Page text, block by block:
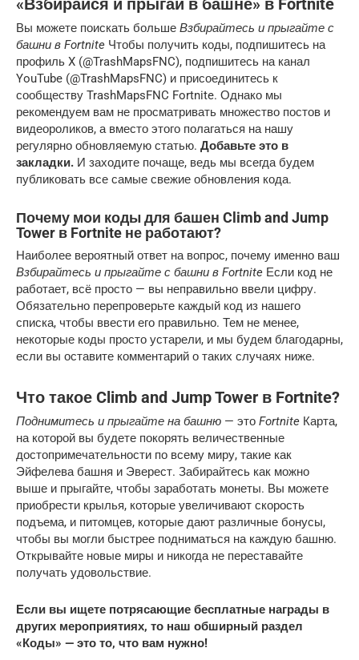
«Взбирайся и прыгай в башне» в Fortnite
Вы можете поискать больше Взбирайтесь и прыгайте с
башни в Fortnite Чтобы получить коды, подпишитесь на
профиль X (@TrashMapsFNC), подпишитесь на канал
YouTube (@TrashMapsFNC) и присоединитесь к
сообществу TrashMapsFNC Fortnite. Однако мы
рекомендуем вам не просматривать множество постов и
видеороликов, а вместо этого полагаться на нашу
регулярно обновляемую статью. Добавьте это в
закладки. И заходите почаще, ведь мы всегда будем
публиковать все самые свежие обновления кода.
Почему мои коды для башен Climb and Jump
Tower в Fortnite не работают?
Наиболее вероятный ответ на вопрос, почему именно ваш
Взбирайтесь и прыгайте с башни в Fortnite Если код не
работает, всё просто — вы неправильно ввели цифру.
Обязательно перепроверьте каждый код из нашего
списка, чтобы ввести его правильно. Тем не менее,
некоторые коды просто устарели, и мы будем благодарны,
если вы оставите комментарий о таких случаях ниже.
Что такое Climb and Jump Tower в Fortnite?
Поднимитесь и прыгайте на башню — это Fortnite Карта,
на которой вы будете покорять величественные
достопримечательности по всему миру, такие как
Эйфелева башня и Эверест. Забирайтесь как можно
выше и прыгайте, чтобы заработать монеты. Вы можете
приобрести крылья, которые увеличивают скорость
подъема, и питомцев, которые дают различные бонусы,
чтобы вы могли быстрее подниматься на каждую башню.
Открывайте новые миры и никогда не переставайте
получать удовольствие.
Если вы ищете потрясающие бесплатные награды в
других мероприятиях, то наш обширный раздел
«Коды» — это то, что вам нужно!